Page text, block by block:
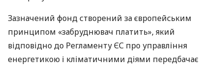
Зазначений фонд створений за європейським
принципом «забруднювач платить», який
відповідно до Регламенту ЄС про управління
енергетикою і кліматичними діями передбачає